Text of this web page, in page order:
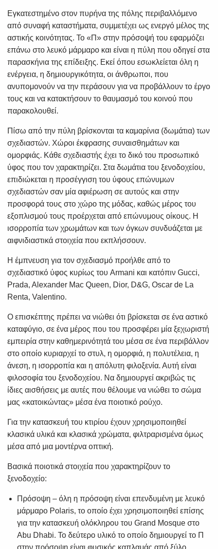
Εγκατεστημένο στον πυρήνα της πόλης περιβαλλόμενο
από συναφή καταστήματα, συμμετέχει ως ενεργό μέλος της
αστικής κοινότητας. Το «Π» στην πρόσοψή του εφαρμόζει
επάνω στο λευκό μάρμαρο και είναι η πύλη που οδηγεί στα
παρασκήνια της επίδειξης. Εκεί όπου εσωκλείεται όλη η
ενέργεια, η δημιουργικότητα, οι άνθρωποι, που
ανυπομονούν να την περάσουν για να προβάλλουν το έργο
τους και να κατακτήσουν το θαυμασμό του κοινού που
παρακολουθεί.
Πίσω από την πύλη βρίσκονται τα καμαρίνια (δωμάτια) των
σχεδιαστών. Χώροι έκφρασης συναισθημάτων και
ομορφιάς. Κάθε σχεδιαστής έχει το δικό του προσωπικό
ύφος που τον χαρακτηρίζει. Στα δωμάτια του ξενοδοχείου,
επιδιώκεται η προσέγγιση του ύφους επώνυμων
σχεδιαστών σαν μία αφιέρωση σε αυτούς και στην
προσφορά τους στο χώρο της μόδας, καθώς μέρος του
εξοπλισμού τους προέρχεται από επώνυμους οίκους. Η
ισορροπία των χρωμάτων και των όγκων συνδυάζεται με
αιφνιδιαστικά στοιχεία που εκπλήσσουν.
Η έμπνευση για τον σχεδιασμό προήλθε από το
σχεδιαστικό ύφος κυρίως του Armani και κατόπιν Gucci,
Prada, Alexander Mac Queen, Dior, D&G, Oscar de La
Renta, Valentino.
Ο επισκέπτης πρέπει να νιώθει ότι βρίσκεται σε ένα αστικό
καταφύγιο, σε ένα μέρος που του προσφέρει μία ξεχωριστή
εμπειρία στην καθημερινότητά του μέσα σε ένα περιβάλλον
στο οποίο κυριαρχεί το στυλ, η ομορφιά, η πολυτέλεια, η
άνεση, η ισορροπία και η απόλυτη φιλοξενία. Αυτή είναι
φιλοσοφία του ξενοδοχείου. Να δημιουργεί ακριβώς τις
ίδιες αισθήσεις με αυτές που θέλουμε να νιώθει το σώμα
μας «κατοικώντας» μέσα ένα ποιοτικό ρούχο.
Για την κατασκευή του κτιρίου έχουν χρησιμοποιηθεί
κλασικά υλικά και κλασικά χρώματα, φιλτραρισμένα όμως
μέσα από μια μοντέρνα οπτική.
Βασικά ποιοτικά στοιχεία που χαρακτηρίζουν το
ξενοδοχείο:
Πρόσοψη – όλη η πρόσοψη είναι επενδυμένη με λευκό
μάρμαρο Polaris, το οποίο έχει χρησιμοποιηθεί επίσης
για την κατασκευή ολόκληρου του Grand Mosque στο
Abu Dhabi. Το δεύτερο υλικό το οποίο δημιουργεί το Π
στην πρόσοψη είναι φυσικός καπλαμάς από ξύλο